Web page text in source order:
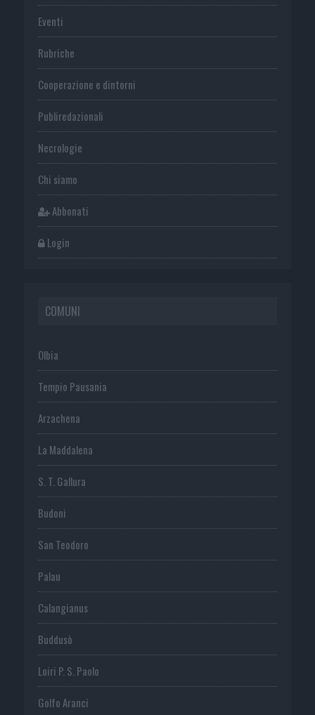
Eventi
Rubriche
Cooperazione e dintorni
Publiredazionali
Necrologie
Chi siamo
Abbonati
Login
COMUNI
Olbia
Tempio Pausania
Arzachena
La Maddalena
S. T. Gallura
Budoni
San Teodoro
Palau
Calangianus
Buddusò
Loiri P. S. Paolo
Golfo Aranci